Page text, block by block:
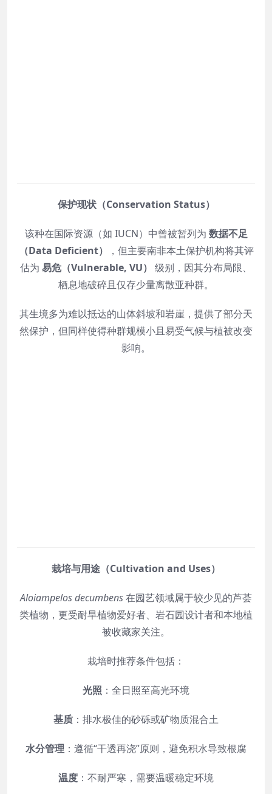
保护现状（Conservation Status）
该种在国际资源（如 IUCN）中曾被暂列为 数据不足
（Data Deficient）
，但主要南非本土保护机构将其评
估为 易危（Vulnerable, VU） 级别，因其分布局限、
栖息地破碎且仅存少量离散亚种群。
其生境多为难以抵达的山体斜坡和岩崖，提供了部分天
然保护，但同样使得种群规模小且易受气候与植被改变
影响。
栽培与用途（Cultivation and Uses）
Aloiampelos decumbens在园艺领域属于较少见的芦荟
类植物，更受耐旱植物爱好者、岩石园设计者和本地植
被收藏家关注。
栽培时推荐条件包括：
光照 ：全日照至高光环境
基质 ：排水极佳的砂砾或矿物质混合土
水分管理 ：遵循“干透再浇”原则，避免积水导致根腐
温度 ：不耐严寒，需要温暖稳定环境